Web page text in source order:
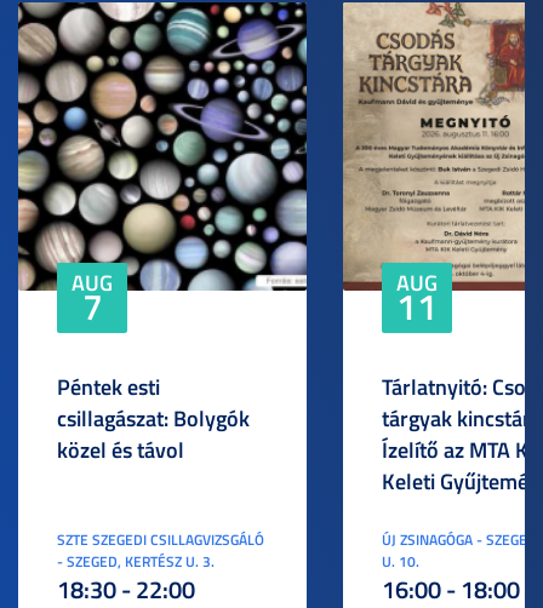
AUG
7
Péntek esti
csillagászat: Bolygók
közel és távol
SZTE SZEGEDI CSILLAGVIZSGÁLÓ
- SZEGED, KERTÉSZ U. 3.
18:30 - 22:00
AUG
11
Tárlatnyitó:
tárgyak
Ízelítő az MTA
Keleti
ÚJ ZSINAGÓGA -
U. 10.
16:00 - 18:00